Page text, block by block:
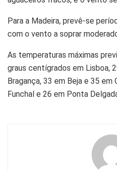
Para a Madeira, prevê-se
com o vento a soprar
As temperaturas máximas
graus centígrados em Lisboa,
Bragança, 33 em Beja e 35 em
Funchal e 26 em Ponta